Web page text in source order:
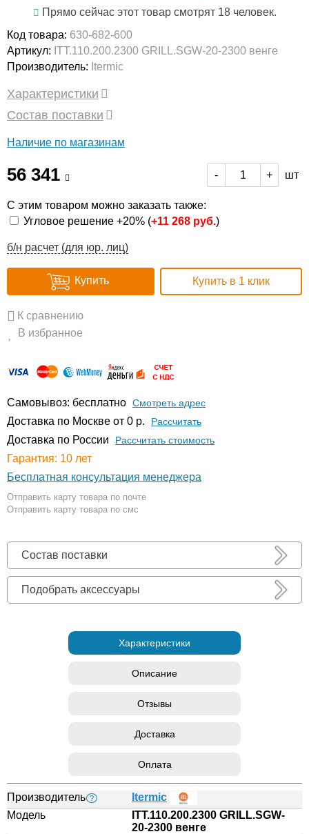
Прямо сейчас этот товар смотрят 18 человек.
Код товара: 630-682-600
Артикул: ITT.110.200.2300 GRILL.SGW-20-2300 венге
Производитель: Itermic
Характеристики
Состав поставки
Наличие по магазинам
56 341 - + шт
С этим товаром можно заказать также:
Угловое решение +20% (+11 268 руб.)
б/н расчет (для юр. лиц)
Купить Купить в 1 клик
К сравнению
В избранное
Самовывоз: бесплатно Смотреть адрес
Доставка по Москве от 0 р. Расcчитать
Доставка по России Рассчитать стоимость
Гарантия: 10 лет
Бесплатная консультация менеджера
Отправить карту товара по почте
Отправить карту товара по смс
Состав поставки
Подобрать аксессуары
Характеристики
Описание
Отзывы
Доставка
Оплата
Производитель ?
Itermic
Модель
ITT.110.200.2300 GRILL.SGW-
20-2300 венге